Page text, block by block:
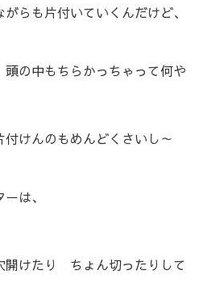
らも片付いていくんだけど、
の中もちらかっちゃって何や
けんのもめんどくさいし～
は、
開けたり ちょん切ったりして